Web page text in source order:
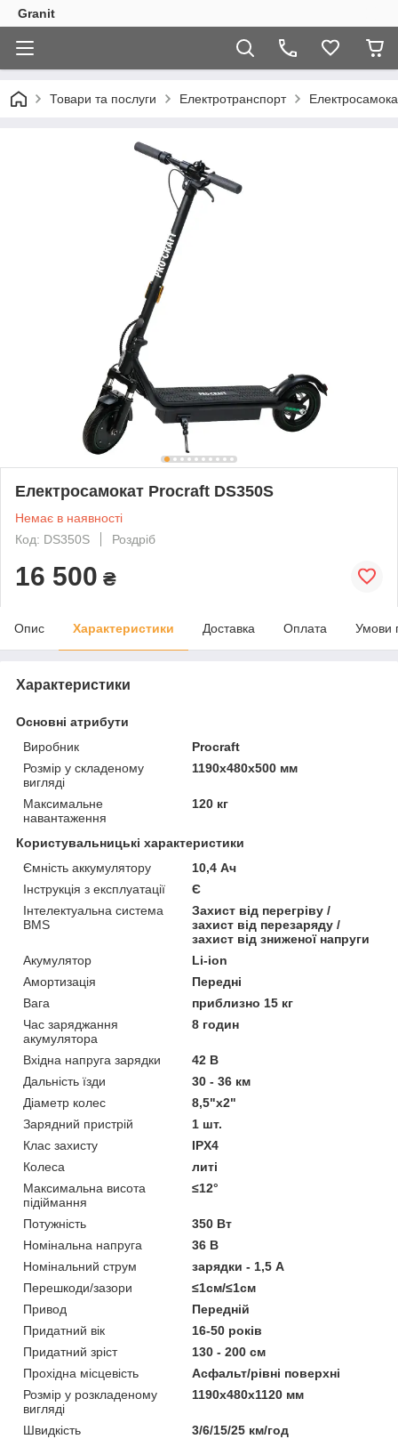
Granit
Товари та послуги Електротранспорт
Електросамокат Procraft DS350S
Немає в наявності
Код: DS350S
Роздріб
16 500 ₴
Опис Характеристики Доставка Оплата Умови
Характеристики
Основні атрибути
Виробник
Procraft
Розмір у складеному
вигляді
1190х480х500 мм
Максимальне
навантаження
120 кг
Користувальницькі характеристики
Ємність аккумулятору
10,4 Ач
Інструкція з експлуатації
Є
Інтелектуальна система
BMS
Захист від перегріву /
захист від перезаряду /
захист від зниженої напруги
Акумулятор
Li-ion
Амортизація
Передні
Вага
приблизно 15 кг
Час заряджання
акумулятора
8 годин
Вхідна напруга зарядки
42 В
Дальність їзди
30 - 36 км
Діаметр колес
8,5"х2"
Зарядний пристрій
1 шт.
Клас захисту
IPX4
Колеса
литі
Максимальна висота
підіймання
≤12°
Потужність
350 Вт
Номінальна напруга
36 В
Номінальний струм
зарядки - 1,5 А
Перешкоди/зазори
≤1см/≤1см
Привод
Передній
Придатний вік
16-50 років
Придатний зріст
130 - 200 см
Прохідна місцевість
Асфальт/рівні поверхні
Розмір у розкладеному
вигляді
1190х480х1120 мм
Швидкість
3/6/15/25 км/год